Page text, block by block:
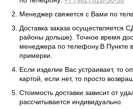
Менеджер свяжется с Вами по
Доставка заказа осуществляется
районы дольше). Точное время
менеджера по телефону.В Пункте
примерки.
Если изделие Вас устраивает, то
картой, если нет, то просто
Стоимость доставки зависит от
рассчитывается индивидуально.